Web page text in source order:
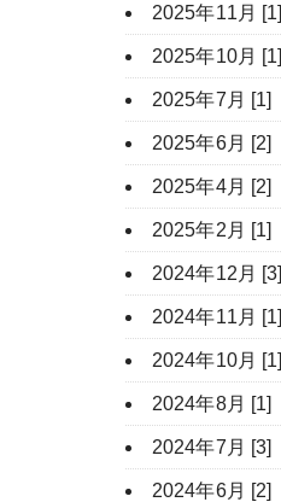
2025年11月 [1]
2025年10月 [1]
2025年7月 [1]
2025年6月 [2]
2025年4月 [2]
2025年2月 [1]
2024年12月 [3]
2024年11月 [1]
2024年10月 [1]
2024年8月 [1]
2024年7月 [3]
2024年6月 [2]